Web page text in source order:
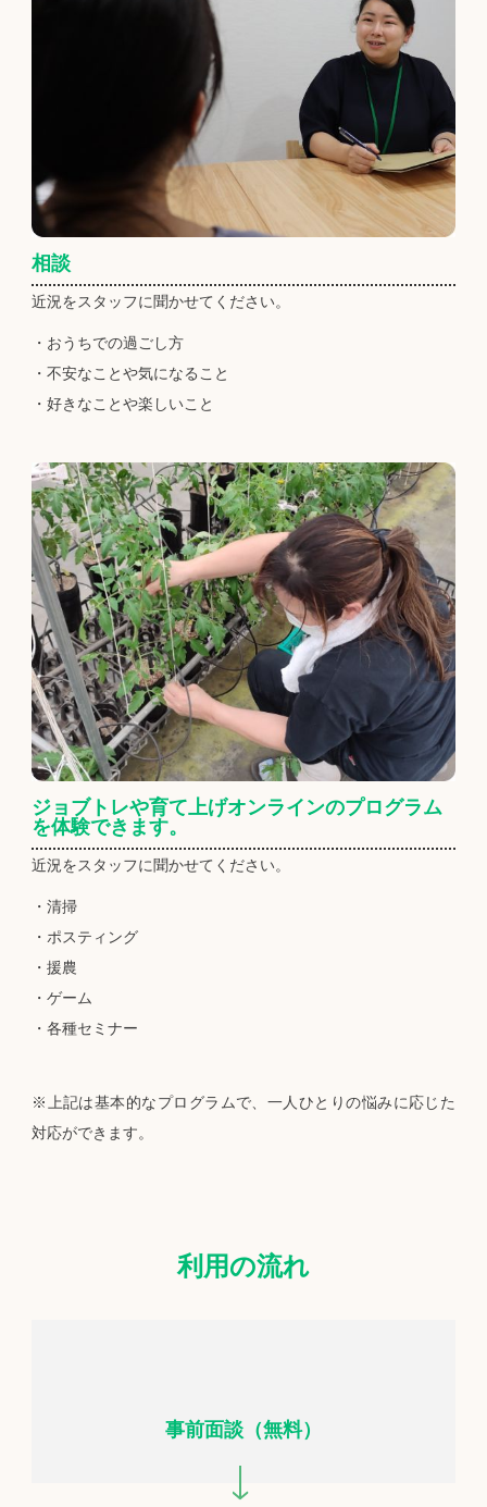
相談
近況をスタッフに聞かせてください。
・おうちでの過ごし方
・不安なことや気になること
・好きなことや楽しいこと
ジョブトレや育て上げオンラインのプログラム
を体験できます。
近況をスタッフに聞かせてください。
・清掃
・ポスティング
・援農
・ゲーム
・各種セミナー
※上記は基本的なプログラムで、一人ひとりの悩みに応じた
対応ができます。
利用の流れ
事前面談（無料）